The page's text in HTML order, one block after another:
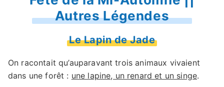
Autres Légendes
Le Lapin de Jade
On racontait qu’auparavant trois animaux vivaient
dans une forêt : une lapine, un renard et un singe.